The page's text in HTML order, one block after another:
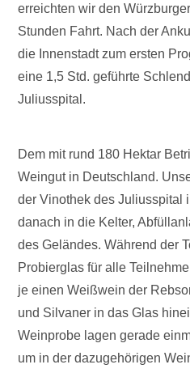
erreichten wir den
Stunden Fahrt. Nach der
die Innenstadt zum ersten
eine 1,5 Std. geführte
Juliusspital.
Dem mit rund 180 Hektar
Weingut in Deutschland.
der Vinothek des Juliusspital
danach in die Kelter,
des Geländes. Während der
Probierglas für alle
je einen Weißwein der
und Silvaner in das Glas
Weinprobe lagen gerade
um in der dazugehörigen